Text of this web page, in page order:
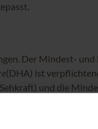
Der Mindest-
(DHA) ist
und die